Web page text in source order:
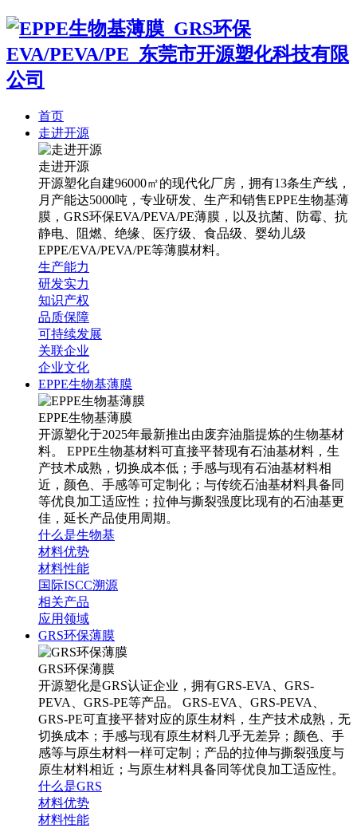
首页
走进开源
走进开源
开源塑化自建96000㎡的现代化厂房，拥有13条生产线，
月产能达5000吨，专业研发、生产和销售EPPE生物基薄
膜，GRS环保EVA/PEVA/PE薄膜，以及抗菌、防霉、抗
静电、阻燃、绝缘、医疗级、食品级、婴幼儿级
EPPE/EVA/PEVA/PE等薄膜材料。
生产能力
研发实力
知识产权
品质保障
可持续发展
关联企业
企业文化
EPPE生物基薄膜
EPPE生物基薄膜
开源塑化于2025年最新推出由废弃油脂提炼的生物基材
料。 EPPE生物基材料可直接平替现有石油基材料，生
产技术成熟，切换成本低；手感与现有石油基材料相
近，颜色、手感等可定制化；与传统石油基材料具备同
等优良加工适应性；拉伸与撕裂强度比现有的石油基更
佳，延长产品使用周期。
什么是生物基
材料优势
材料性能
国际ISCC溯源
相关产品
应用领域
GRS环保薄膜
GRS环保薄膜
开源塑化是GRS认证企业，拥有GRS-EVA、GRS-
PEVA、GRS-PE等产品。 GRS-EVA、GRS-PEVA、
GRS-PE可直接平替对应的原生材料，生产技术成熟，无
切换成本；手感与现有原生材料几乎无差异；颜色、手
感等与原生材料一样可定制；产品的拉伸与撕裂强度与
原生材料相近；与原生材料具备同等优良加工适应性。
什么是GRS
材料优势
材料性能